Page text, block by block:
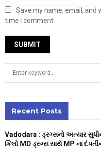
Save my name, email, and
time I comment.
h
f
o
Recent Posts
Vadodara : ડ્રગ્સનો અત્યાર
કિલો MD ડ્રગ્સ સાથે MP ના